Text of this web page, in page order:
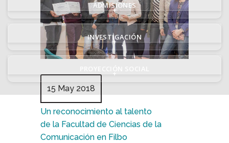
ADMISIONES
+
INVESTIGACIÓN
+
+
15 May 2018
Un reconocimiento al talento
de la Facultad de Ciencias de la
Comunicación en Filbo